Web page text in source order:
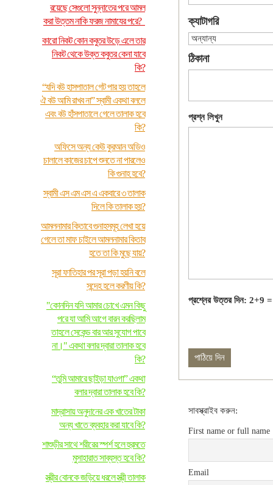
রয়েছে সেগুলো সুন্নাতের পরে আমল
করা উত্তম নাকি ফরজ নামাযের পরে?
কারো নিকট কোন কবুতর উড়ে এলে তার
নিকট থেকে উক্ত কবুতর কেনা যাবে
কি?
“যদি বউ হাসপাতাল গেট পার হয় তাহলে
ঐ বউ আমি রাখব না” স্বামী একথা বললে
এবং বউ হাঁসপাতালে গেলে তালাক হবে
কি?
অফিসে অন্য কেউ কুরআন অডিও
চালালে কাজের চাপে শুনতে না পারলেও
কি গুনাহ হবে?
স্বামী এস এম এস এ একবারে ৩ তালাক
দিলে কি তালাক হয়?
আমলনামার কিতাবে গুনাহসমূহ লেখা হয়ে
গেলে তা মাফ চাইলে আমলনামার কিতাব
হতে তা কি মুছে যায়?
সূরা ফাতিহার পর সূরা পড়া হয়নি বলে
সন্দেহ হলে করণীয় কি?
"কোনদিন যদি আমার চোখে এমন কিছু
পরে যা আমি আগে বারন করছিলাম
তাহলে সেকেন্ড বার আর সুযোগ পাবে
না।" একথা বলার দ্বারা তালাক হবে
কি?
“তুমি আমারে ছাইড়া যাওগা” একথা
বলার দ্বারা তালাক হবে কি?
মাদ্রাসায় অনুদানের এক খাতের টাকা
অন্য খাতে ব্যবহার করা যাবে কি?
শাশুড়ীর সাথে শরীরের স্পর্শ হলে হুরমতে
মুসাহারাত সাব্যস্ত হবে কি?
স্ত্রীর বোনকে জড়িয়ে ধরলে স্ত্রী তালাক
ক্যাটাগরি
ঠিকানা
প্রশ্ন লিখুন
প্রশ্নের উত্তর দিন: 2+9 =
সাবস্ক্রাইব করুন:
First name or full name
Email